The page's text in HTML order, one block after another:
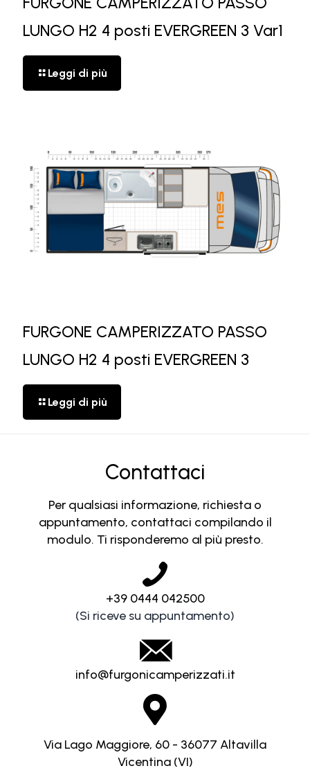
LUNGO H2 4 posti EVERGREEN 3 Var1
Leggi di più
FURGONE CAMPERIZZATO PASSO
LUNGO H2 4 posti EVERGREEN 3
Leggi di più
Contattaci
Per qualsiasi informazione, richiesta o
appuntamento, contattaci compilando il
modulo. Ti risponderemo al più presto.
+39 0444 042500
(Si riceve su appuntamento)
info@furgonicamperizzati.it
Via Lago Maggiore, 60 - 36077 Altavilla
Vicentina (VI)